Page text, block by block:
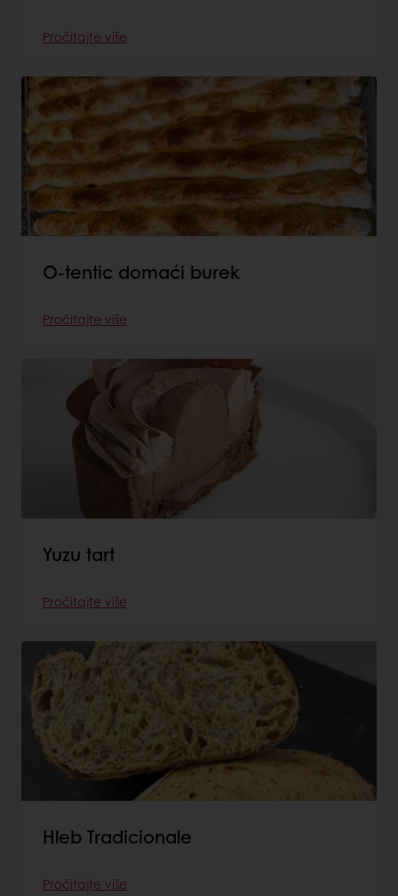
Pročitajte više
O-tentic domaći burek
Pročitajte više
Yuzu tart
Pročitajte više
Hleb Tradicionale
Pročitajte više